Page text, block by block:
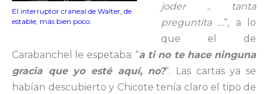
El interruptor craneal de Walter, de
estable, más bien poco.
joder .. tanta
preguntita …“, a lo
que el de
Carabanchel le espetaba: “a ti no te hace ninguna
gracia que yo esté aquí, no?“. Las cartas ya se
habían descubierto y Chicote tenía claro el tipo de